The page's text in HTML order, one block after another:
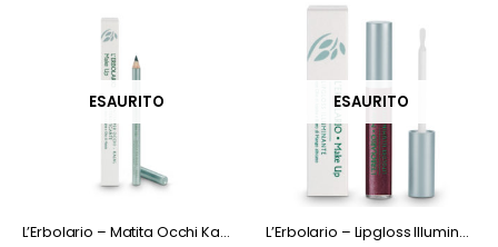
L’Erbolario – Matita Occhi Kajal Nero
ESAURITO ESAURITO